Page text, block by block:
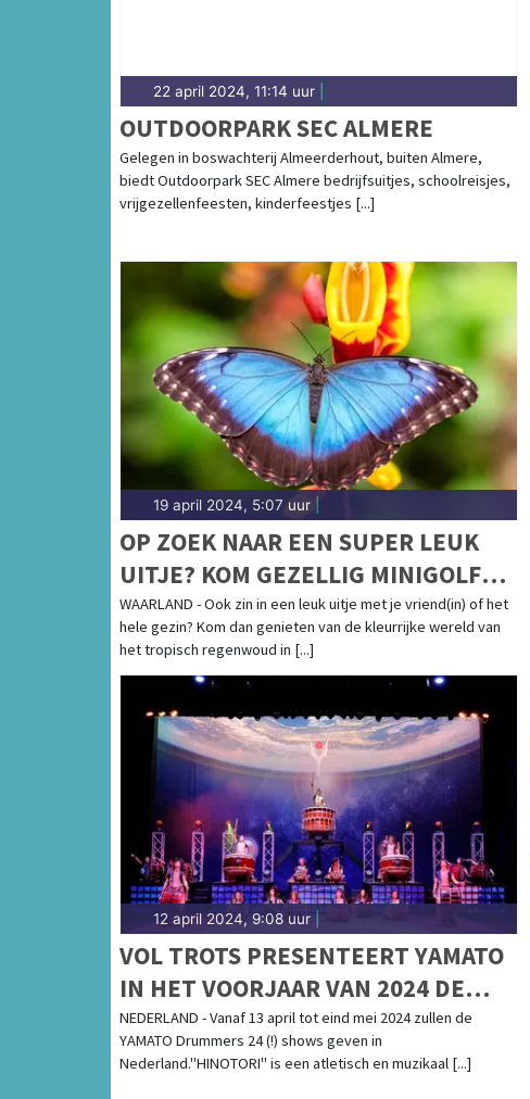
22 april 2024, 11:14 uur
OUTDOORPARK SEC ALMERE
Gelegen in boswachterij Almeerderhout, buiten Almere,
biedt Outdoorpark SEC Almere bedrijfsuitjes, schoolreisjes,
vrijgezellenfeesten, kinderfeestjes [...]
19 april 2024, 5:07 uur
OP ZOEK NAAR EEN SUPER LEUK
UITJE? KOM GEZELLIG MINIGOLFEN
OF WANDEL TUSSEN DE MOOISTE
VLINDERS IN VLINDORADO
WAARLAND - Ook zin in een leuk uitje met je vriend(in) of het
hele gezin? Kom dan genieten van de kleurrijke wereld van
het tropisch regenwoud in [...]
12 april 2024, 9:08 uur
VOL TROTS PRESENTEERT YAMATO
IN HET VOORJAAR VAN 2024 DE
NIEUWE WERELDTOUR:
"HINOTORI" IN NEDERLAND
NEDERLAND - Vanaf 13 april tot eind mei 2024 zullen de
YAMATO Drummers 24 (!) shows geven in
Nederland."HINOTORI" is een atletisch en muzikaal [...]